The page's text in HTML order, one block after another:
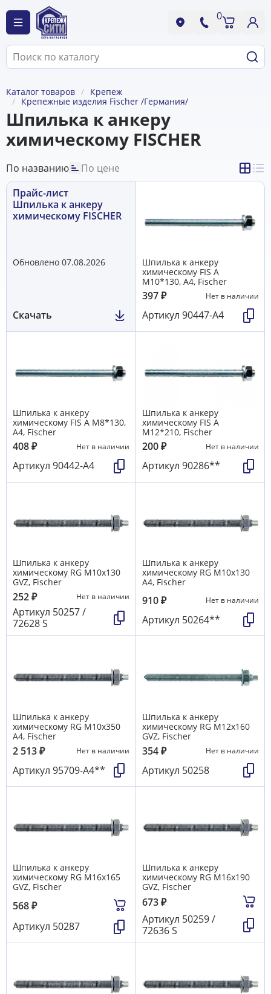
0
Каталог товаров
Крепеж
Крепежные изделия Fischer /Германия/
Шпилька к анкеру
химическому FISCHER
По названию
По цене
Прайс-лист
Шпилька к анкеру
химическому FISCHER
Обновлено 07.08.2026
Скачать
Шпилька к анкеру
химическому FIS A
M10*130, А4, Fischer
397₽ Нет в наличии
Артикул 90447-A4
Шпилька к анкеру
химическому FIS A M8*130,
А4, Fischer
408₽ Нет в наличии
Артикул 90442-A4
Шпилька к анкеру
химическому FIS A
М12*210, Fischer
200₽ Нет в наличии
Артикул 90286**
Шпилька к анкеру
химическому RG М10х130
GVZ, Fischer
252₽ Нет в наличии
Артикул 50257 /
72628 S
Шпилька к анкеру
химическому RG М10х130
А4, Fischer
910₽ Нет в наличии
Артикул 50264**
Шпилька к анкеру
химическому RG М10х350
А4, Fischer
2 513₽ Нет в наличии
Артикул 95709-A4**
Шпилька к анкеру
химическому RG М12х160
GVZ, Fischer
354₽ Нет в наличии
Артикул 50258
Шпилька к анкеру
химическому RG М16х165
GVZ, Fischer
568₽
Артикул 50287
Шпилька к анкеру
химическому RG М16х190
GVZ, Fischer
673₽
Артикул 50259 /
72636 S